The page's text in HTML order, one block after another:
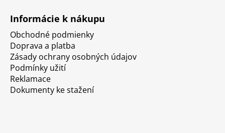
Informácie k nákupu
Obchodné podmienky
Doprava a platba
Zásady ochrany osobných údajov
Podmínky užití
Reklamace
Dokumenty ke stažení